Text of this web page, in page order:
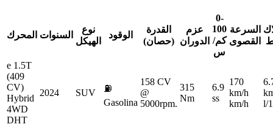
المحرك السنوات
نوع
الهيكل
الوقود
القدرة
(حصان)
عزم
الدوران
0-
100
كم/
س
السرعة
القصوى
e 1.5T
(409
CV)
Hybrid
4WD
DHT
2024 SUV
⛽
Gasolina
158 CV
@
5000rpm.
315
Nm
6.9
ss
170
km/h
km/h
l/